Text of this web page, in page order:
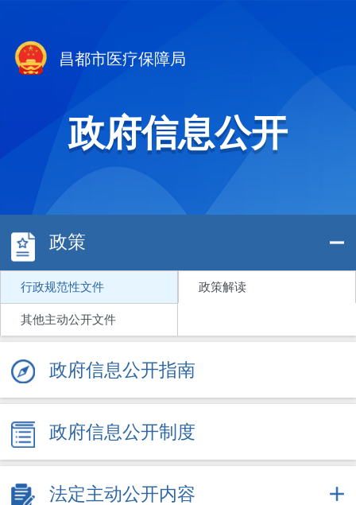
昌都市医疗保障局
政府信息公开
政策
行政规范性文件 政策解读
其他主动公开文件
政府信息公开指南
政府信息公开制度
法定主动公开内容